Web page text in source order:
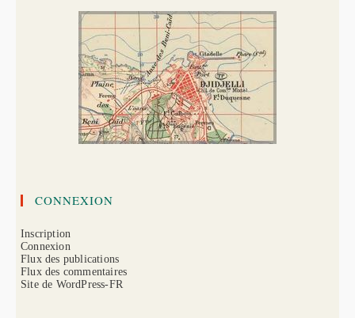
CONNEXION
Inscription
Connexion
Flux des publications
Flux des commentaires
Site de WordPress-FR